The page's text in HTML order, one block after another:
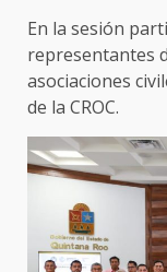
En la sesión
representantes
asociaciones
de la CROC.